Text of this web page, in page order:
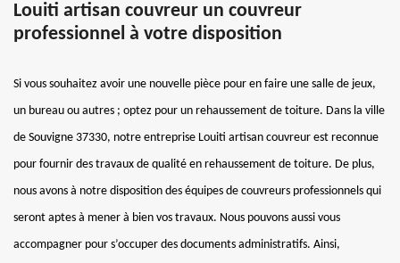
Louiti artisan couvreur un couvreur
professionnel à votre disposition
Si vous souhaitez avoir une nouvelle pièce pour en faire une salle de jeux,
un bureau ou autres ; optez pour un rehaussement de toiture. Dans la ville
de Souvigne 37330, notre entreprise Louiti artisan couvreur est reconnue
pour fournir des travaux de qualité en rehaussement de toiture. De plus,
nous avons à notre disposition des équipes de couvreurs professionnels qui
seront aptes à mener à bien vos travaux. Nous pouvons aussi vous
accompagner pour s’occuper des documents administratifs. Ainsi,